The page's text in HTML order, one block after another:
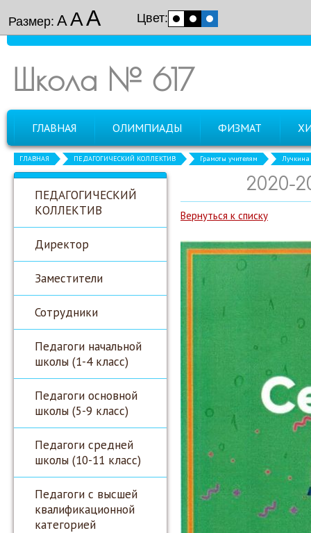
Размер: ААА Цвет:
Школа № 617
ГЛАВНАЯ ОЛИМПИАДЫ ФИЗМАТ
ГЛАВНАЯ ПЕДАГОГИЧЕСКИЙ КОЛЛЕКТИВ Грамоты учителям Лучкина
ПЕДАГОГИЧЕСКИЙ
КОЛЛЕКТИВ
Директор
Заместители
Сотрудники
Педагоги начальной
школы (1-4 класс)
Педагоги основной
школы (5-9 класс)
Педагоги средней
школы (10-11 класс)
Педагоги с высшей
квалификационной
категорией
2020-
Вернуться к списку